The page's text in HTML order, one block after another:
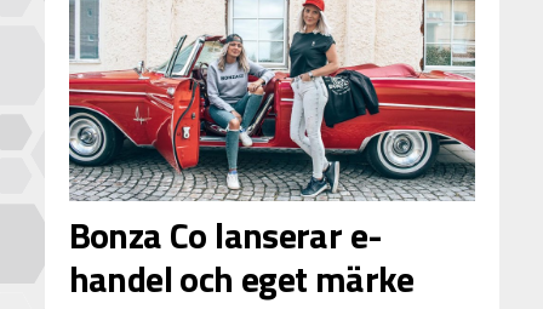
Bonza Co lanserar e-
handel och eget märke